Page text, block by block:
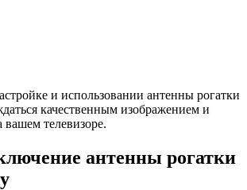
и использовании антенны рогатки
качественным изображением и
телевизоре.
антенны рогатки